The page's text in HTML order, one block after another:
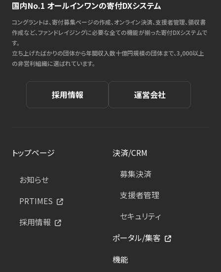
国内No.1 オールインワンの寄付DXシステム
コングラントは、寄付募集ページの作成、オンライン決済、支援者管理、領収書
作成など、ファンドレイジングに必要な全ての機能が揃った寄付DXシステムで
す。
立ち上げたばかりの団体から年間収入数十億円規模の団体まで、3,000以上
の非営利組織に選ばれています。
採用情報 運営会社
トップページ
お知らせ
PRTIMES
採用情報
決済/CRM
募集決済
支援者管理
セキュリティ
ポータル/集客
機能